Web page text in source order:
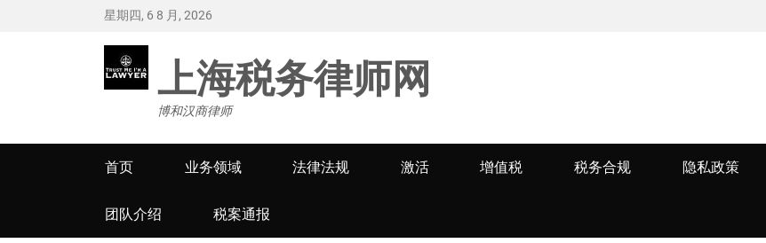
星期四, 6 8 月, 2026
上海税务律师网
博和汉商律师
Primary
menu
首页 业务领域 法律法规 激活 增值税 税务合规 隐私政策
团队介绍 税案通报